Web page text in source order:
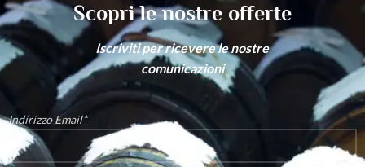
Scopri le nostre offerte
Iscriviti per ricevere le nostre
comunicazioni
Indirizzo Email*